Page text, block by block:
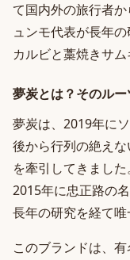
て国内外の旅行者
ュンモ代表が長年
カルビと藁焼きサ
夢炭とは？そのル
夢炭は、2019年に
後から行列の絶え
を牽引してきまし
2015年に忠正路の
長年の研究を経て唯
このブランドは、